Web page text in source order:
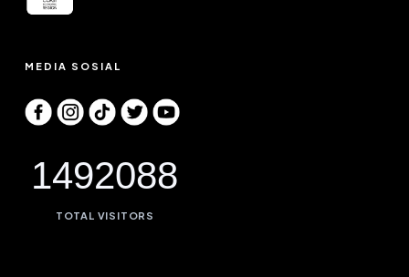
MEDIA SOSIAL
1492088
TOTAL VISITORS